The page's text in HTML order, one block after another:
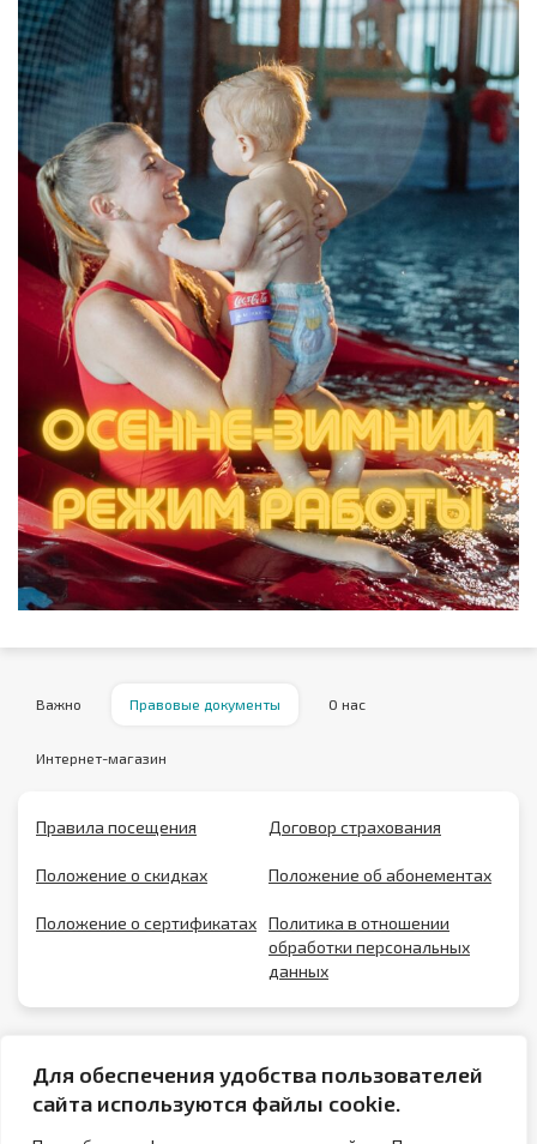
Для обеспечения удобства пользователей
сайта используются файлы cookie.
Важно Правовые документы О нас
Интернет-магазин
Правила посещения Договор страхования
Положение о скидках Положение об абонементах
Положение о сертификатах Политика в отношении
обработки персональных
данных